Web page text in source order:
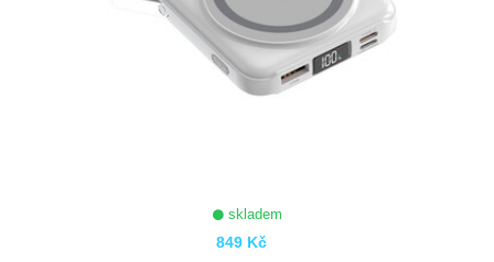
skladem
849 Kč